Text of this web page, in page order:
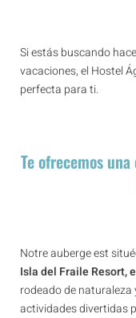
Si estás buscando
vacaciones, el Hostel
perfecta para ti.
Te ofrecemos
Notre auberge est
Isla del Fraile Resort,
rodeado de
actividades divertidas